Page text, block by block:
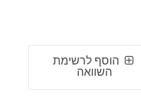
הוסף לרשימת
השוואה